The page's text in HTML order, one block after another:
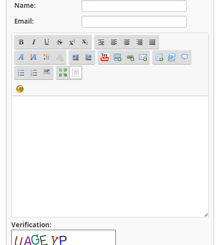
Name:
Email:
Verification: